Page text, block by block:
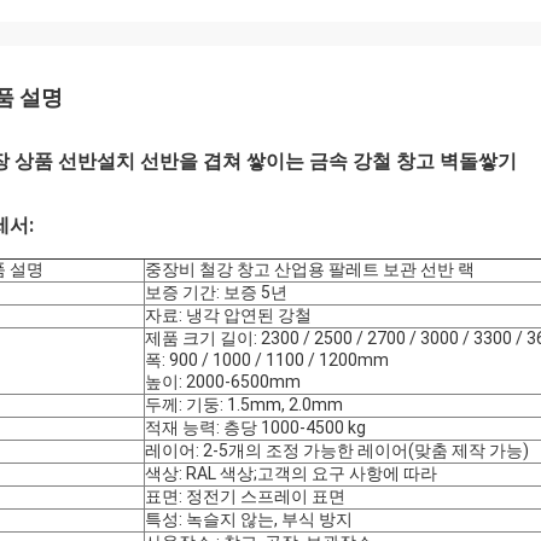
설명
상품 선반설치 선반을 겹쳐 쌓이는 금속 강철 창고 벽돌쌓기
서:
설명
중장비 철강 창고 산업용 팔레트 보관 선반 랙
보증 기간: 보증 5년
자료: 냉각 압연된 강철
제품 크기 길이: 2300 / 2500 / 2700 / 3000 / 3300 /
폭: 900 / 1000 / 1100 / 1200mm
높이: 2000-6500mm
두께: 기둥: 1.5mm, 2.0mm
적재 능력: 층당 1000-4500 kg
레이어: 2-5개의 조정 가능한 레이어(맞춤 제작 가능)
색상: RAL 색상;고객의 요구 사항에 따라
표면: 정전기 스프레이 표면
특성: 녹슬지 않는, 부식 방지